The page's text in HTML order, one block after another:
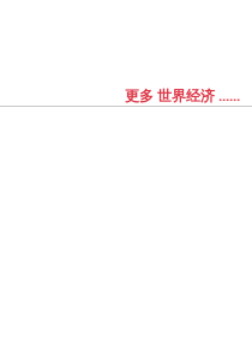
更多 世界经济 ......